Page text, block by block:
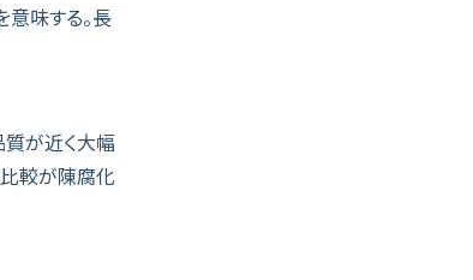
意味する。長
質が近く大幅
比較が陳腐化